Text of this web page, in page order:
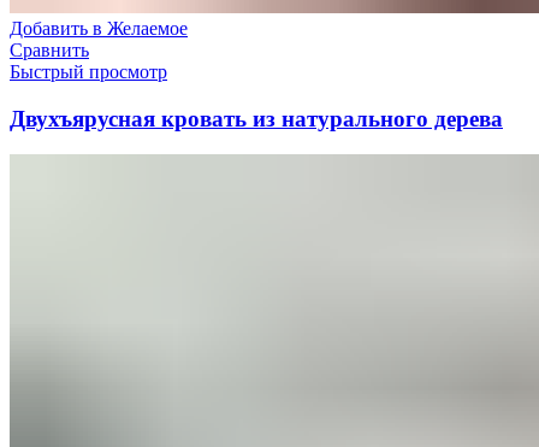
Добавить в Желаемое
Сравнить
Быстрый просмотр
Двухъярусная кровать из натурального дерева